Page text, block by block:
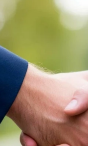
Смелость
Генеральный
ЗИАС — об